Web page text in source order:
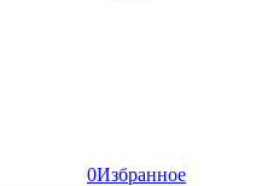
0Избранное